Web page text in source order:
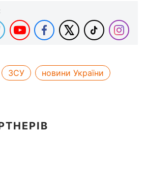
ЗСУ
новини України